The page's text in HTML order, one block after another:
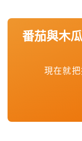
番茄與木
現在就